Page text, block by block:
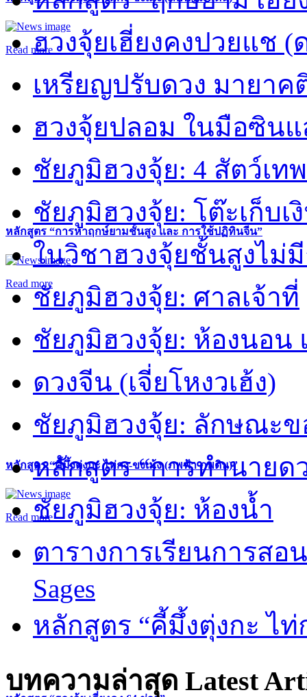
Read more
หลักสูตร “การหาฤกษ์ยามชั้นสูง และ การใช้ปฏิทินจีน”
Read more
หลักสูตร “คี้มึ้งตุ่งกะ ไท่กง-ขงเม้ง (ภพฟ้า ภพดิน)”
Read more
ฮวงจุ้ยเฮี่ยงคงปวยแช (
เหรียญปรับดวง มายา
ฮวงจุ้ยปลอม ในมือซิน
ชัยภูมิฮวงจุ้ย: 4 สัตว์เทพ
ชัยภูมิฮวงจุ้ย: โต๊ะเก็บเ
ในวิชาฮวงจุ้ยชั้นสูงไม่
ชัยภูมิฮวงจุ้ย: ศาลเจ้าที่
ชัยภูมิฮวงจุ้ย: ห้องนอน
ดวงจีน (เจี่ยโหงวเฮ้ง)
ชัยภูมิฮวงจุ้ย: ลักษณะ
หลักสูตร “การทำนายด
ชัยภูมิฮวงจุ้ย: ห้องน้ำ
ตารางการเรียนการส
Sages
หลักสูตร “คี้มึ้งตุ่งกะ ไ
บทความล่าสุด Latest